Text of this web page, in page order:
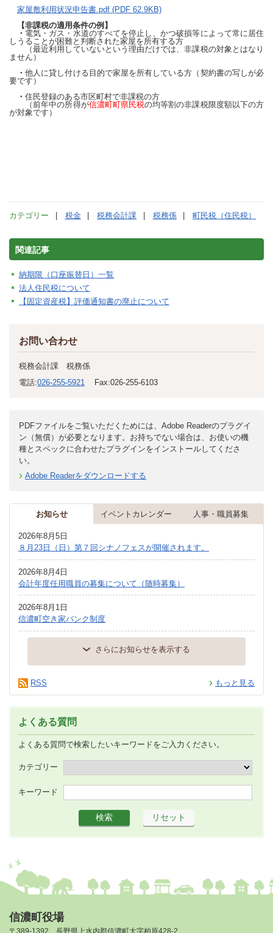
家屋敷利用状況申告書.pdf (PDF 62.9KB)
【非課税の適用条件の例】
・ 電気・ガス・水道のすべてを停止し、かつ破損等によって常に居住
しうることが困難と判断された家屋を所有する方
（最近利用していないという理由だけでは、非課税の対象とはなり
ません）
・他人に貸し付ける目的で家屋を所有している方（契約書の写しが必
要です）
・ 住民登録のある市区町村で非課税の方
（前年中の所得が信濃町町県民税の均等割の非課税限度額以下の方
が対象です）
カテゴリー 税金 税務会計課 税務係 町民税（住民税）
関連記事
納期限（口座振替日）一覧
法人住民税について
【固定資産税】評価通知書の廃止について
お問い合わせ
税務会計課 税務係
電話:026-255-5921 Fax:026-255-6103
PDFファイルをご覧いただくためには、Adobe Readerのプラグイ
ン（無償）が必要となります。お持ちでない場合は、お使いの機
種とスペックに合わせたプラグインをインストールしてくださ
い。
Adobe Readerをダウンロードする
お知らせ イベントカレンダー 人事・職員募集
2026年8月5日
８月23日（日）第７回シナノフェスが開催されます。
2026年8月4日
会計年度任用職員の募集について（随時募集）
2026年8月1日
信濃町空き家バンク制度
さらにお知らせを表示する
もっと見る
RSS
よくある質問
よくある質問で検索したいキーワードをご入力ください。
カテゴリー
キーワード
信濃町役場
〒389-1392 長野県上水内郡信濃町大字柏原428-2